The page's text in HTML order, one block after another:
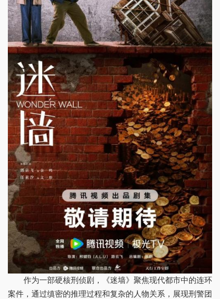
作为一部硬核刑侦剧，《迷墙》聚焦现代都市中的连环
案件，通过缜密的推理过程和复杂的人物关系，展现刑警团